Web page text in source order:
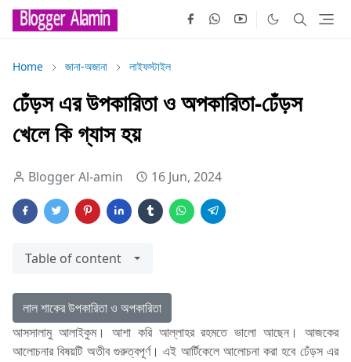
Home জানা-অজানা লাইফস্টাইল
ঢেঁড়স এর উপকারিতা ও অপকারিতা-ঢেঁড়স
খেলে কি গ্যাস হয়
Blogger Al-amin 16 Jun, 2024
Table of content
লাল শাকের উপকারিতা ও অপকারিতা
আসসালামু আলাইকুম। আশা করি আল্লাহর রহমতে ভালো আছেন। আজকের
আলোচনার বিষয়টি অতীব গুরুত্বপূর্ণ। এই আর্টিকেলে আলোচনা করা হবে ঢেঁড়স এর